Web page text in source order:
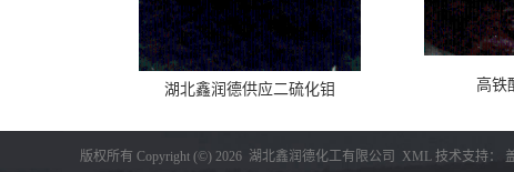
湖北鑫润德供应二硫化钼 高铁
版权所有 Copyright (©) 2026 湖北鑫润德化工有限公司 XML 技术支持：